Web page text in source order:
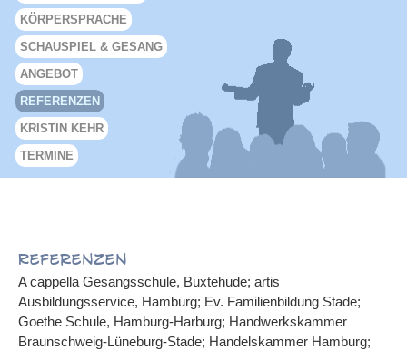
KÖRPERSPRACHE
SCHAUSPIEL & GESANG
ANGEBOT
REFERENZEN
KRISTIN KEHR
TERMINE
Referenzen
A cappella Gesangsschule, Buxtehude; artis
Ausbildungsservice, Hamburg; Ev. Familienbildung Stade;
Goethe Schule, Hamburg-Harburg; Handwerkskammer
Braunschweig-Lüneburg-Stade; Handelskammer Hamburg;